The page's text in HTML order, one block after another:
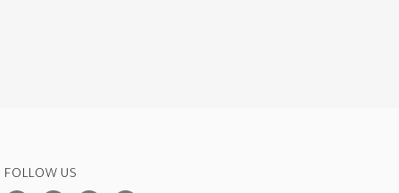
FOLLOW US